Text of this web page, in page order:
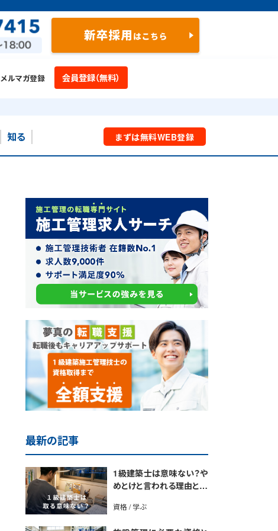
メルマガ登録 会員登録（無料）
知る まずは無料WEB登録
最新の記事
1級建築士は意味ない？や
めとけと言われる理由と取
資格 / 学ぶ